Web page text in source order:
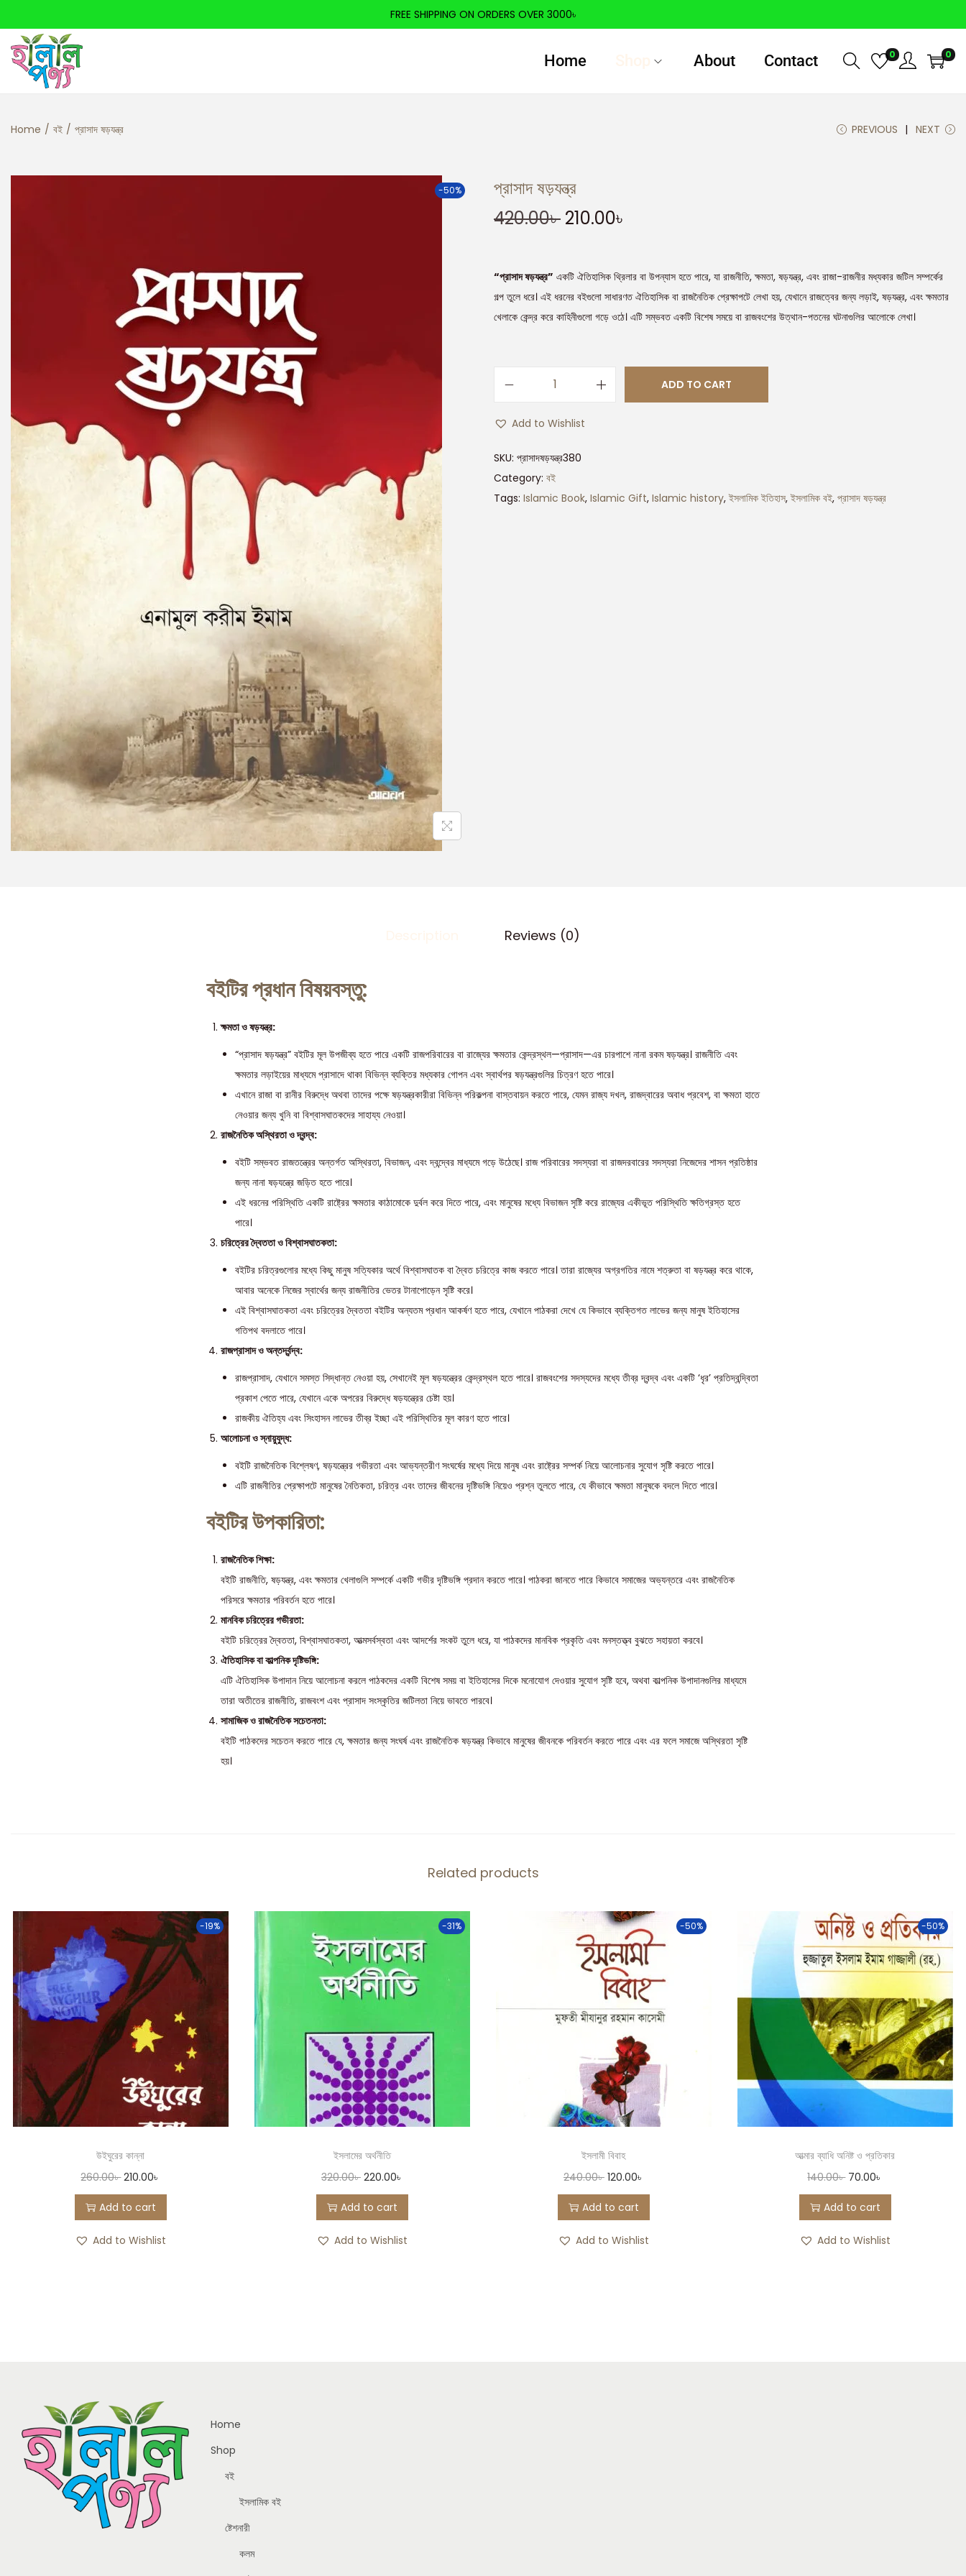
FREE SHIPPING ON ORDERS OVER 3000৳
Home About Contact 0 0
Home / বই / প্রাসাদ ষড়যন্ত্র PREVIOUS NEXT
-50%
প্রাসাদ ষড়যন্ত্র
420.00৳ 210.00৳
“প্রাসাদ ষড়যন্ত্র” একটি ঐতিহাসিক থ্রিলার বা উপন্যাস হতে পারে, যা রাজনীতি, ক্ষমতা, ষড়যন্ত্র, এবং রাজা-রাজনীর মধ্যকার জটিল সম্পর্কের
গল্প তুলে ধরে। এই ধরনের বইগুলো সাধারণত ঐতিহাসিক বা রাজনৈতিক প্রেক্ষাপটে লেখা হয়, যেখানে রাজত্বের জন্য লড়াই, ষড়যন্ত্র, এবং ক্ষমতার
খেলাকে কেন্দ্র করে কাহিনীগুলো গড়ে ওঠে। এটি সম্ভবত একটি বিশেষ সময়ে বা রাজবংশের উত্থান-পতনের ঘটনাগুলির আলোকে লেখা।
ADD TO CART
Add to Wishlist
SKU: প্রাসাদষড়যন্ত্র380
Category: বই
Tags: Islamic Book, Islamic Gift, Islamic history, ইসলামিক ইতিহাস, ইসলামিক বই, প্রাসাদ ষড়যন্ত্র
Reviews (0)
বইটির প্রধান বিষয়বস্তু:
ক্ষমতা ও ষড়যন্ত্র:
“প্রাসাদ ষড়যন্ত্র” বইটির মূল উপজীব্য হতে পারে একটি রাজপরিবারের বা রাজ্যের ক্ষমতার কেন্দ্রস্থল—প্রাসাদ—এর চারপাশে নানা রকম ষড়যন্ত্র। রাজনীতি এবং
ক্ষমতার লড়াইয়ের মাধ্যমে প্রাসাদে থাকা বিভিন্ন ব্যক্তির মধ্যকার গোপন এবং স্বার্থপর ষড়যন্ত্রগুলির চিত্রণ হতে পারে।
এখানে রাজা বা রানীর বিরুদ্ধে অথবা তাদের পক্ষে ষড়যন্ত্রকারীরা বিভিন্ন পরিকল্পনা বাস্তবায়ন করতে পারে, যেমন রাজ্য দখল, রাজদ্বারের অবাধ প্রবেশ, বা ক্ষমতা হাতে
নেওয়ার জন্য খুনি বা বিশ্বাসঘাতকদের সাহায্য নেওয়া।
রাজনৈতিক অস্থিরতা ও দ্বন্দ্ব:
বইটি সম্ভবত রাজতন্ত্রের অন্তর্গত অস্থিরতা, বিভাজন, এবং দ্বন্দ্বের মাধ্যমে গড়ে উঠেছে। রাজ পরিবারের সদস্যরা বা রাজদরবারের সদস্যরা নিজেদের শাসন প্রতিষ্ঠার
জন্য নানা ষড়যন্ত্রে জড়িত হতে পারে।
এই ধরনের পরিস্থিতি একটি রাষ্ট্রের ক্ষমতার কাঠামোকে দুর্বল করে দিতে পারে, এবং মানুষের মধ্যে বিভাজন সৃষ্টি করে রাজ্যের একীভূত পরিস্থিতি ক্ষতিগ্রস্ত হতে
পারে।
চরিত্রের দ্বৈততা ও বিশ্বাসঘাতকতা:
বইটির চরিত্রগুলোর মধ্যে কিছু মানুষ সত্যিকার অর্থে বিশ্বাসঘাতক বা দ্বৈত চরিত্রে কাজ করতে পারে। তারা রাজ্যের অগ্রগতির নামে শত্রুতা বা ষড়যন্ত্র করে থাকে,
আবার অনেকে নিজের স্বার্থের জন্য রাজনীতির ভেতর টানাপোড়েন সৃষ্টি করে।
এই বিশ্বাসঘাতকতা এবং চরিত্রের দ্বৈততা বইটির অন্যতম প্রধান আকর্ষণ হতে পারে, যেখানে পাঠকরা দেখে যে কিভাবে ব্যক্তিগত লাভের জন্য মানুষ ইতিহাসের
গতিপথ বদলাতে পারে।
রাজপ্রাসাদ ও অন্তর্দ্বন্দ্ব:
রাজপ্রাসাদ, যেখানে সমস্ত সিদ্ধান্ত নেওয়া হয়, সেখানেই মূল ষড়যন্ত্রের কেন্দ্রস্থল হতে পারে। রাজবংশের সদস্যদের মধ্যে তীব্র দ্বন্দ্ব এবং একটি ‘ধৃর’ প্রতিদ্বন্দ্বিতা
প্রকাশ পেতে পারে, যেখানে একে অপরের বিরুদ্ধে ষড়যন্ত্রের চেষ্টা হয়।
রাজকীয় ঐতিহ্য এবং সিংহাসন লাভের তীব্র ইচ্ছা এই পরিস্থিতির মূল কারণ হতে পারে।
আলোচনা ও স্নায়ুযুদ্ধ:
বইটি রাজনৈতিক বিশ্লেষণ, ষড়যন্ত্রের গভীরতা এবং আভ্যন্তরীণ সংঘর্ষের মধ্যে দিয়ে মানুষ এবং রাষ্ট্রের সম্পর্ক নিয়ে আলোচনার সুযোগ সৃষ্টি করতে পারে।
এটি রাজনীতির প্রেক্ষাপটে মানুষের নৈতিকতা, চরিত্র এবং তাদের জীবনের দৃষ্টিভঙ্গি নিয়েও প্রশ্ন তুলতে পারে, যে কীভাবে ক্ষমতা মানুষকে বদলে দিতে পারে।
বইটির উপকারিতা:
রাজনৈতিক শিক্ষা:
বইটি রাজনীতি, ষড়যন্ত্র, এবং ক্ষমতার খেলাগুলি সম্পর্কে একটি গভীর দৃষ্টিভঙ্গি প্রদান করতে পারে। পাঠকরা জানতে পারে কিভাবে সমাজের অভ্যন্তরে এবং রাজনৈতিক
পরিসরে ক্ষমতার পরিবর্তন হতে পারে।
মানবিক চরিত্রের গভীরতা:
বইটি চরিত্রের দ্বৈততা, বিশ্বাসঘাতকতা, আত্মসর্বস্বতা এবং আদর্শের সংকট তুলে ধরে, যা পাঠকদের মানবিক প্রকৃতি এবং মনস্তত্ত্ব বুঝতে সহায়তা করবে।
ঐতিহাসিক বা কাল্পনিক দৃষ্টিভঙ্গি:
এটি ঐতিহাসিক উপাদান নিয়ে আলোচনা করলে পাঠকদের একটি বিশেষ সময় বা ইতিহাসের দিকে মনোযোগ দেওয়ার সুযোগ সৃষ্টি হবে, অথবা কাল্পনিক উপাদানগুলির মাধ্যমে
তারা অতীতের রাজনীতি, রাজবংশ এবং প্রাসাদ সংস্কৃতির জটিলতা নিয়ে ভাবতে পারবে।
সামাজিক ও রাজনৈতিক সচেতনতা:
বইটি পাঠকদের সচেতন করতে পারে যে, ক্ষমতার জন্য সংঘর্ষ এবং রাজনৈতিক ষড়যন্ত্র কিভাবে মানুষের জীবনকে পরিবর্তন করতে পারে এবং এর ফলে সমাজে অস্থিরতা সৃষ্টি
হয়।
Related products
-19%
উইঘুরের কান্না
260.00৳ 210.00৳
Add to cart
Add to Wishlist
-31%
ইসলামের অর্থনীতি
320.00৳ 220.00৳
Add to cart
Add to Wishlist
-50%
ইসলামী বিবাহ
240.00৳ 120.00৳
Add to cart
Add to Wishlist
-50%
আত্মার ব্যাধি অনিষ্ট ও প্রতিকার
140.00৳ 70.00৳
Add to cart
Add to Wishlist
Home
Shop
বই
ইসলামিক বই
ষ্টেশনারী
কলম